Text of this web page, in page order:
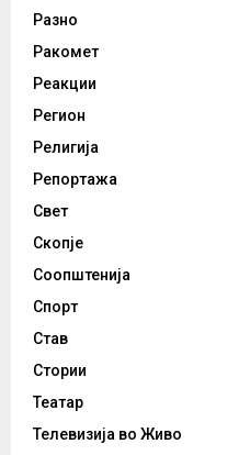
Разно
Ракомет
Реакции
Регион
Религија
Репортажа
Свет
Скопје
Соопштенија
Спорт
Став
Стории
Театар
Телевизија во Живо